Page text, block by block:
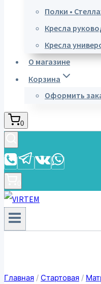
Полки •
Кресла
Кресла
О магазине
Корзина
Оформить
0
Главная / Стартовая /